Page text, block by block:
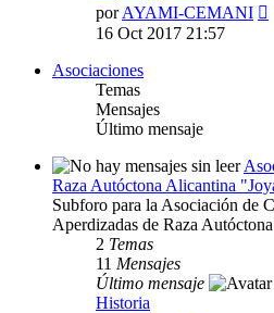
porAYAMI-CEMANI
16 Oct 2017 21:57
Asociaciones
Temas
Mensajes
Último mensaje
Raza Autóctona Alicantina
Subforo para la Asociación de
Aperdizadas de Raza
2 Temas
11 Mensajes
Último mensaje
Historia